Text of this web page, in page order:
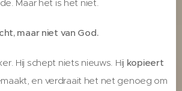
Maar het is het niet.
maar niet van God.
Hij schept niets nieuws. Hij kopieert
en verdraait het net genoeg om